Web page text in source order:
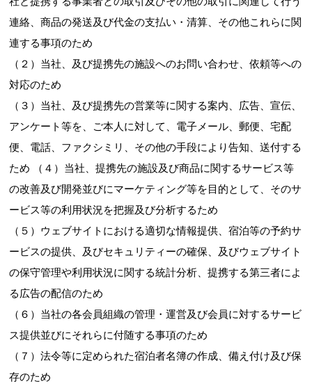
連絡、商品の発送及び代金の支払い・清算、その他これらに関
連する事項のため
（２）当社、及び提携先の施設へのお問い合わせ、依頼等への
対応のため
（３）当社、及び提携先の営業等に関する案内、広告、宣伝、
アンケート等を、ご本人に対して、電子メール、郵便、宅配
便、電話、ファクシミリ、その他の手段により告知、送付する
ため （４）当社、提携先の施設及び商品に関するサービス等
の改善及び開発並びにマーケティング等を目的として、そのサ
ービス等の利用状況を把握及び分析するため
（５）ウェブサイトにおける適切な情報提供、宿泊等の予約サ
ービスの提供、及びセキュリティーの確保、及びウェブサイト
の保守管理や利用状況に関する統計分析、提携する第三者によ
る広告の配信のため
（６）当社の各会員組織の管理・運営及び会員に対するサービ
ス提供並びにそれらに付随する事項のため
（７）法令等に定められた宿泊者名簿の作成、備え付け及び保
存のため